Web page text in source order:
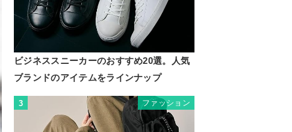
ビジネススニーカーのおすすめ20選。人気
ブランドのアイテムをラインナップ
3 ファッション